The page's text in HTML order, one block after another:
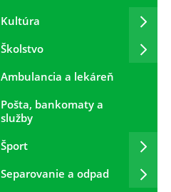
Kultúra
Školstvo
Ambulancia a lekáreň
Pošta, bankomaty a
služby
Šport
Separovanie a odpad